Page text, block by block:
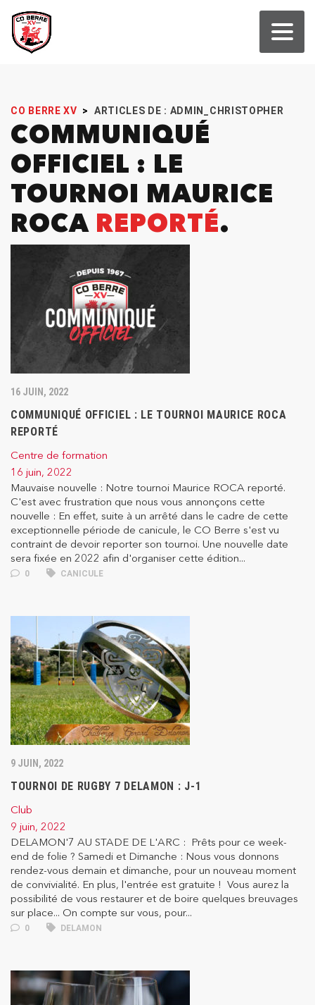
CO BERRE XV > ARTICLES DE : ADMIN_CHRISTOPHER
COMMUNIQUÉ
OFFICIEL : LE
TOURNOI MAURICE
ROCA REPORTÉ
16 JUIN, 2022
COMMUNIQUÉ OFFICIEL : LE TOURNOI MAURICE ROCA
REPORTÉ
Centre de formation
16 juin, 2022
Mauvaise nouvelle : Notre tournoi Maurice ROCA reporté.
C'est avec frustration que nous vous annonçons cette
nouvelle : En effet, suite à un arrêté dans le cadre de cette
exceptionnelle période de canicule, le CO Berre s'est vu
contraint de devoir reporter son tournoi. Une nouvelle date
sera fixée en 2022 afin d'organiser cette édition...
0 CANICULE
9 JUIN, 2022
TOURNOI DE RUGBY 7 DELAMON : J-1
Club
9 juin, 2022
DELAMON'7 AU STADE DE L'ARC : Prêts pour ce week-
end de folie ? Samedi et Dimanche : Nous vous donnons
rendez-vous demain et dimanche, pour un nouveau moment
de convivialité. En plus, l'entrée est gratuite ! Vous aurez la
possibilité de vous restaurer et de boire quelques breuvages
sur place... On compte sur vous, pour...
0 DELAMON